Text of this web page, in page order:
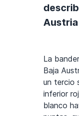
Austria
La
Baja
un tercio
inferior
blanco